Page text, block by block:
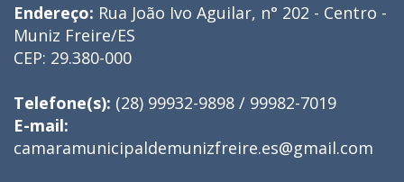
Endereço: Rua João Ivo Aguilar, n° 202 - Centro -
Muniz Freire/ES
CEP: 29.380-000
Telefone(s): (28) 99932-9898 / 99982-7019
E-mail:
camaramunicipaldemunizfreire.es@gmail.com